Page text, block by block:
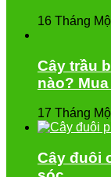
16 Tháng
Cây trầu
nào?
17 Tháng
Cây đuôi